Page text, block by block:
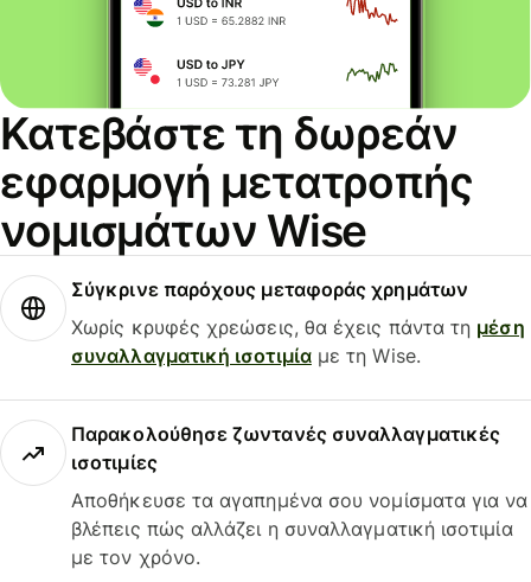
Κατεβάστε τη δωρεάν
εφαρμογή μετατροπής
νομισμάτων Wise
Σύγκρινε παρόχους μεταφοράς χρημάτων
Χωρίς κρυφές χρεώσεις, θα έχεις πάντα τη μέση
συναλλαγματική ισοτιμίαμε τη Wise.
Παρακολούθησε ζωντανές συναλλαγματικές
ισοτιμίες
Αποθήκευσε τα αγαπημένα σου νομίσματα για να
βλέπεις πώς αλλάζει η συναλλαγματική ισοτιμία
με τον χρόνο.